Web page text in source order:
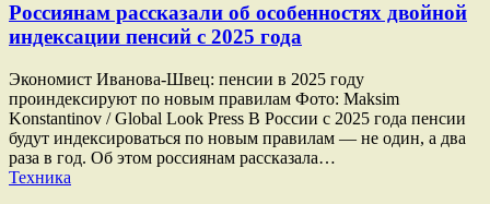
Россиянам рассказали об особенностях двойной
индексации пенсий с 2025 года
Экономист Иванова-Швец: пенсии в 2025 году
проиндексируют по новым правилам Фото: Maksim
Konstantinov / Global Look Press В России с 2025 года пенсии
будут индексироваться по новым правилам — не один, а два
раза в год. Об этом россиянам рассказала…
Техника